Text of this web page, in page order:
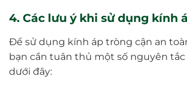
4. Các lưu ý khi sử dụng kính
Để sử dụng kính áp tròng cận an
bạn cần tuân thủ một số nguyên
dưới đây: